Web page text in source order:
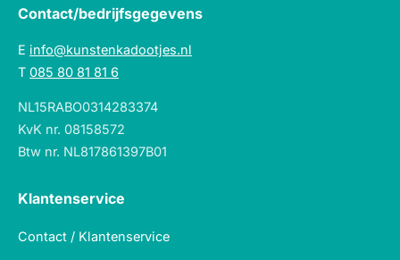
Contact/bedrijfsgegevens
E info@kunstenkadootjes.nl
T 085 80 81 81 6
NL15RABO0314283374
KvK nr. 08158572
Btw nr. NL817861397B01
Klantenservice
Contact / Klantenservice